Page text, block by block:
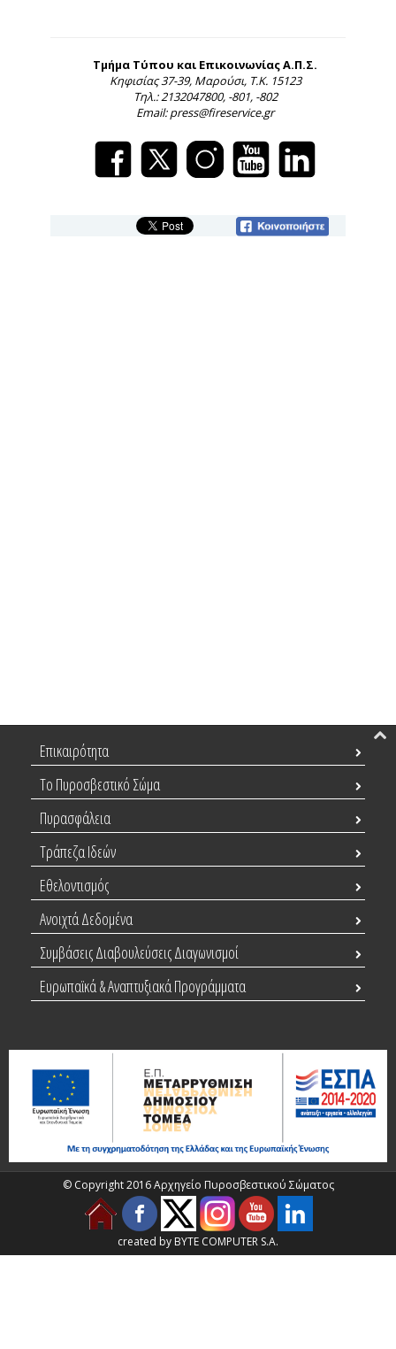
Τμήμα Τύπου και Επικοινωνίας Α.Π.Σ.
Κηφισίας 37-39, Μαρούσι, Τ.Κ. 15123
Τηλ.: 2132047800, -801, -802
Email: press@fireservice.gr
Επικαιρότητα
Το Πυροσβεστικό Σώμα
Πυρασφάλεια
Τράπεζα Ιδεών
Εθελοντισμός
Ανοιχτά Δεδομένα
Συμβάσεις Διαβουλεύσεις Διαγωνισμοί
Ευρωπαϊκά & Αναπτυξιακά Προγράμματα
© Copyright 2016 Αρχηγείο Πυροσβεστικού Σώματος
created by BYTE COMPUTER S.A.